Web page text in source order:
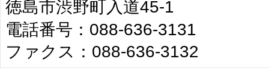
徳島市渋野町入道45-1
電話番号：088-636-3131
ファクス：088-636-3132